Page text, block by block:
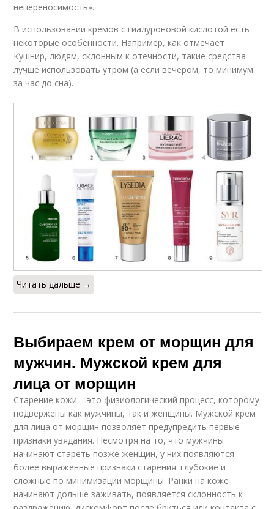
непереносимость».
В использовании кремов с гиалуроновой кислотой есть
некоторые особенности. Например, как отмечает
Кушнир, людям, склонным к отечности, такие средства
лучше использовать утром (а если вечером, то минимум
за час до сна).
Читать дальше →
Выбираем крем от морщин для
мужчин. Мужской крем для
лица от морщин
Старение кожи – это физиологический процесс, которому
подвержены как мужчины, так и женщины. Мужской крем
для лица от морщин позволяет предупредить первые
признаки увядания. Несмотря на то, что мужчины
начинают стареть позже женщин, у них появляются
более выраженные признаки старения: глубокие и
сложные по минимизации морщины. Ранки на коже
начинают дольше заживать, появляется склонность к